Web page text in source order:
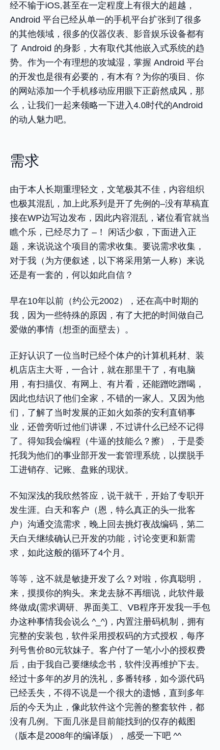
经不输于iOS,甚至在一定程度上有很大的超越，
Android 平台已经从单一的手机平台扩张到了很多
的其他领域，很多的仪器仪表、影音娱乐设备都有
了 Android 的身影，大有取代其他嵌入式系统的趋
势。作为一个有理想的攻城湿，掌握 Android 平台
的开发也是很有必要的，有木有？为你的项目、你
的网站添加一个手机移动应用眼下正蔚然成风，那
么，让我们一起来领略一下进入4.0时代的Android
的动人魅力吧。
需求
由于本人长期重理轻文，文笔极其不佳，内容组织
也极其混乱，加上此系列是开了先例的–没有草稿直
接在WP边写边发布，因此内容混乱，诸位看官就当
瞧个乐，已经尽力了 –！ 闲话少叙，下面进入正
题，来说说这个项目的需求收集。要说需求收集，
对于我（为方便叙述，以下将采用第一人称）来说
还是有一套的，何以如此自信？
早在10年以前（约公元2002），还在高中时期的
我，因为一些特殊的原因，有了大把的时间做自己
爱做的事情（想歪的面壁去）。
正好认识了一位当时已经个体户的计算机耗材、装
机店店主大哥，一合计，就在那里干了，有电脑
用，有扫描仪、有网上、有片看，还能蹭吃蹭喝，
因此也结识了他们全家，不错的一家人。又因为他
们，了解了当时发展的正如火如荼的安利直销事
业，还曾旁听过他们讲课，不过讲什么已经不记得
了。得知我会编程（牛逼的技能么？擦），于是委
托我为他们的事业部开发一套管理系统，以摆脱手
工进销存、记账、盘账的现状。
不知深浅的我欣然答应，说干就干，开始了专职开
发生涯。白天和客户（恩，特么真正的头一批客
户）沟通交流需求，晚上回去挑灯夜战编码，第二
天白天继续确认已开发的功能，讨论变更和新需
求，如此这般的循环了4个月。
等等，这不就是敏捷开发了么？对啦，你真聪明，
来，摸摸你的狗头。来龙去脉不再细说，此软件最
终做成(需求调研、界面美工、VB程序开发我一手包
办这种事情我会说么 ^_^)，内置注册码机制，拥有
完整的安装包，软件采用授权码的方式授权，每序
列号售价80元软妹子。客户付了一笔小小的授权费
后，由于我自己要继续念书，软件没再维护下去。
经过十多年的岁月的洗礼，多番转移，如今源代码
已经丢失，不得不说是一个很大的遗憾，直到多年
后的今天为止，像此软件这个完善的整套软件，都
没有几例。下面几张是目前能找到的仅存的截图
（版本是2008年的编译版），感受一下吧 ^^